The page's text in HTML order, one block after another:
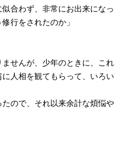
似合わず、非常にお出来になっ
行をされたのか」
ませんが、少年のときに、これ
人相を観てもらって、いろい
ので、それ以来余計な煩悩や